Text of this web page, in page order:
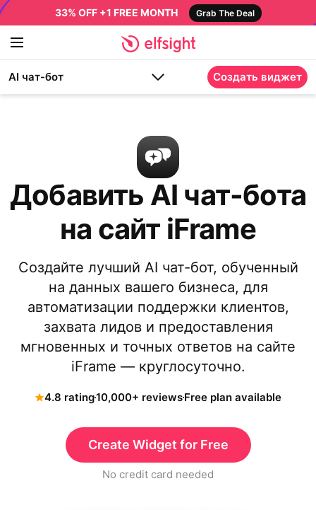
33% OFF +1 FREE MONTH Grab The Deal
AI чат-бот Создать виджет
Добавить AI чат-бота
на сайт iFrame
Создайте лучший AI чат-бот, обученный
на данных вашего бизнеса, для
автоматизации поддержки клиентов,
захвата лидов и предоставления
мгновенных и точных ответов на сайте
iFrame — круглосуточно.
4.8 rating10,000+ reviewsFree plan available
Create Widget for Free
No credit card needed